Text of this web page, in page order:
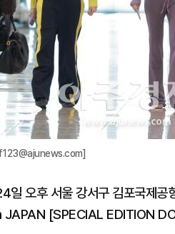
일 오후 서울 강서구 김포국제
[SPECIAL EDITION